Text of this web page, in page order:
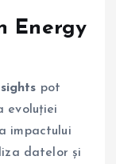
Energy
pot
evoluției
impactului
datelor și